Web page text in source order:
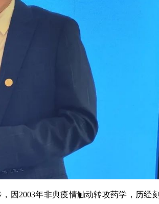
因2003年非典疫情触动转攻药学，历经刻